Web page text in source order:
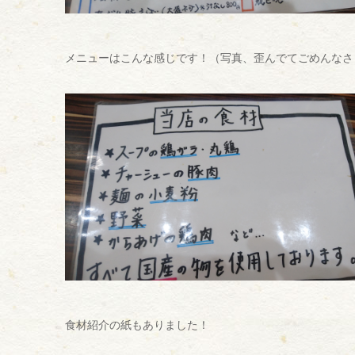
メニューはこんな感じです！（写真、歪んでてごめんな
食材紹介の紙もありました！